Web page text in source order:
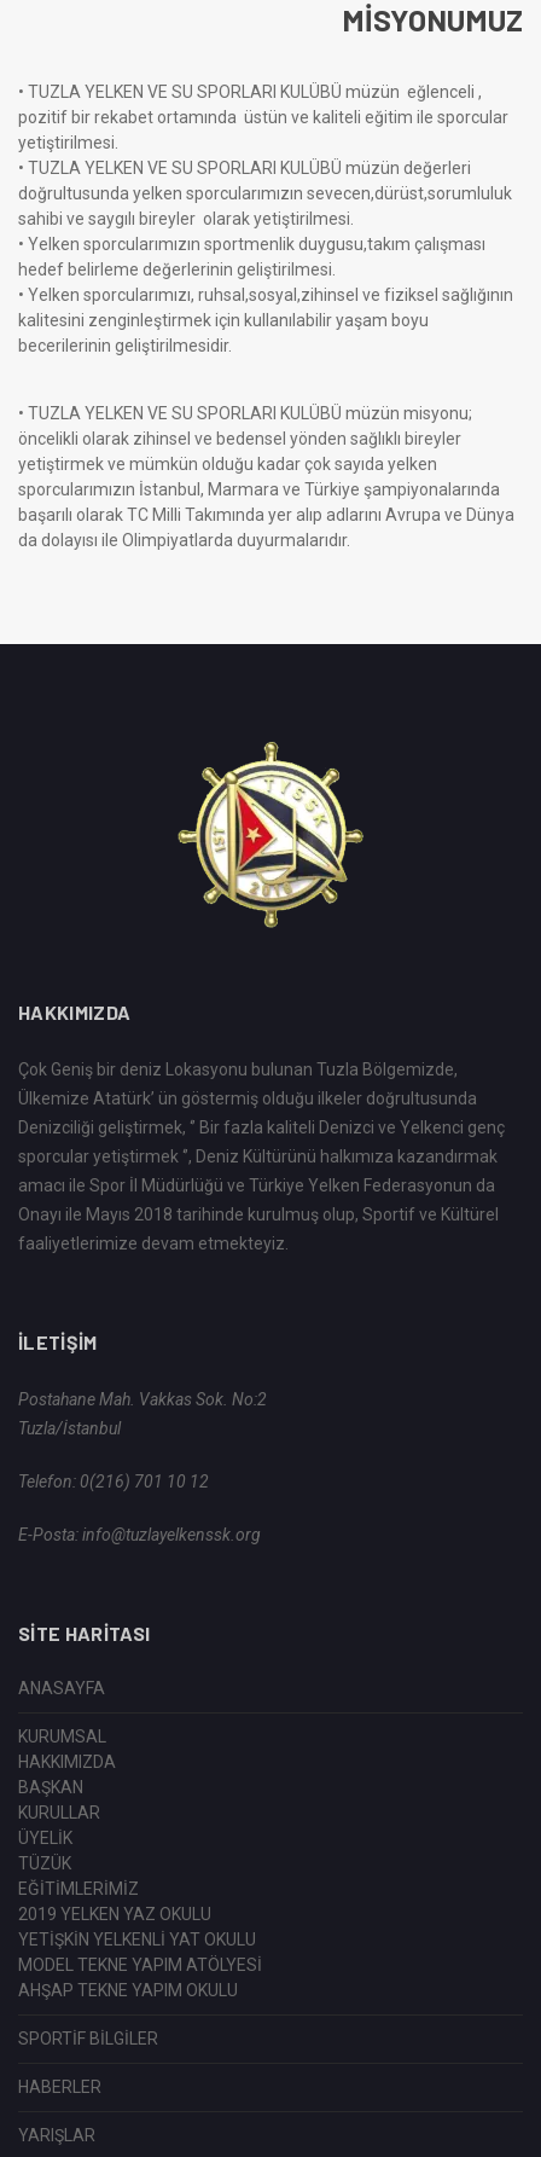
MİSYONUMUZ
• TUZLA YELKEN VE SU SPORLARI KULÜBÜ müzün eğlenceli ,
pozitif bir rekabet ortamında üstün ve kaliteli eğitim ile sporcular
yetiştirilmesi.
• TUZLA YELKEN VE SU SPORLARI KULÜBÜ müzün değerleri
doğrultusunda yelken sporcularımızın sevecen,dürüst,sorumluluk
sahibi ve saygılı bireyler olarak yetiştirilmesi.
• Yelken sporcularımızın sportmenlik duygusu,takım çalışması
hedef belirleme değerlerinin geliştirilmesi.
• Yelken sporcularımızı, ruhsal,sosyal,zihinsel ve fiziksel sağlığının
kalitesini zenginleştirmek için kullanılabilir yaşam boyu
becerilerinin geliştirilmesidir.
• TUZLA YELKEN VE SU SPORLARI KULÜBÜ müzün misyonu;
öncelikli olarak zihinsel ve bedensel yönden sağlıklı bireyler
yetiştirmek ve mümkün olduğu kadar çok sayıda yelken
sporcularımızın İstanbul, Marmara ve Türkiye şampiyonalarında
başarılı olarak TC Milli Takımında yer alıp adlarını Avrupa ve Dünya
da dolayısı ile Olimpiyatlarda duyurmalarıdır.
HAKKIMIZDA
Çok Geniş bir deniz Lokasyonu bulunan Tuzla Bölgemizde,
Ülkemize Atatürk’ ün göstermiş olduğu ilkeler doğrultusunda
Denizciliği geliştirmek, ‘’ Bir fazla kaliteli Denizci ve Yelkenci genç
sporcular yetiştirmek ‘’, Deniz Kültürünü halkımıza kazandırmak
amacı ile Spor İl Müdürlüğü ve Türkiye Yelken Federasyonun da
Onayı ile Mayıs 2018 tarihinde kurulmuş olup, Sportif ve Kültürel
faaliyetlerimize devam etmekteyiz.
İLETIŞIM
Postahane Mah. Vakkas Sok. No:2
Tuzla/İstanbul
Telefon: 0(216) 701 10 12
E-Posta:info@tuzlayelkenssk.org
SITE HARITASI
ANASAYFA
KURUMSAL
HAKKIMIZDA
BAŞKAN
KURULLAR
ÜYELİK
TÜZÜK
EĞİTİMLERİMİZ
2019 YELKEN YAZ OKULU
YETİŞKİN YELKENLİ YAT OKULU
MODEL TEKNE YAPIM ATÖLYESİ
AHŞAP TEKNE YAPIM OKULU
SPORTİF BİLGİLER
HABERLER
YARIŞLAR